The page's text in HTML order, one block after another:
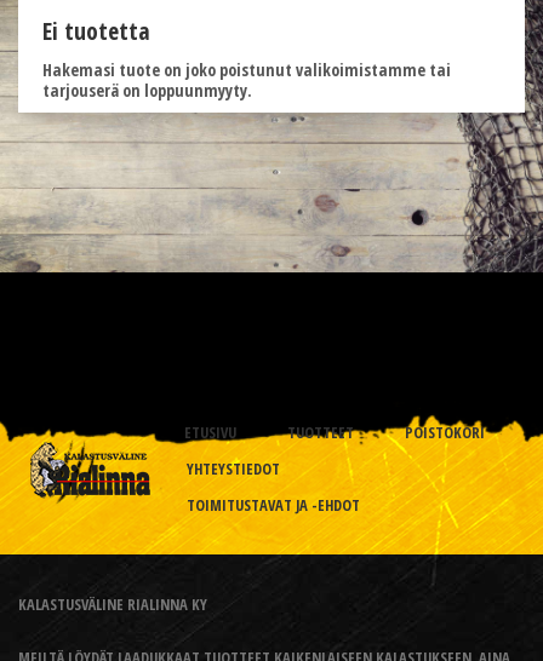
Ei tuotetta
Hakemasi tuote on joko poistunut valikoimistamme tai
tarjouserä on loppuunmyyty.
ETUSIVU TUOTTEET
POISTOKORI
YHTEYSTIEDOT
TOIMITUSTAVAT JA -EHDOT
KALASTUSVÄLINE RIALINNA KY